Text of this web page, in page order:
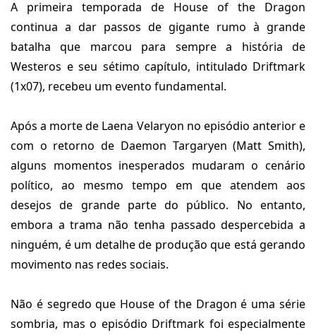
A primeira temporada de House of the Dragon
continua a dar passos de gigante rumo à grande
batalha que marcou para sempre a história de
Westeros e seu sétimo capítulo, intitulado Driftmark
(1x07), recebeu um evento fundamental.
Após a morte de Laena Velaryon no episódio anterior e
com o retorno de Daemon Targaryen (Matt Smith),
alguns momentos inesperados mudaram o cenário
político, ao mesmo tempo em que atendem aos
desejos de grande parte do público. No entanto,
embora a trama não tenha passado despercebida a
ninguém, é um detalhe de produção que está gerando
movimento nas redes sociais.
Não é segredo que House of the Dragon é uma série
sombria, mas o episódio Driftmark foi especialmente